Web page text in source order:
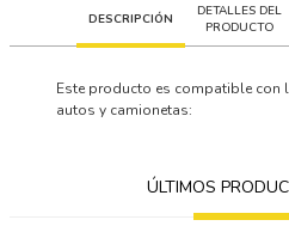
DESCRIPCIÓN
DETALLES DEL
PRODUCTO
Este producto es compatible con
autos y camionetas:
ÚLTIMOS